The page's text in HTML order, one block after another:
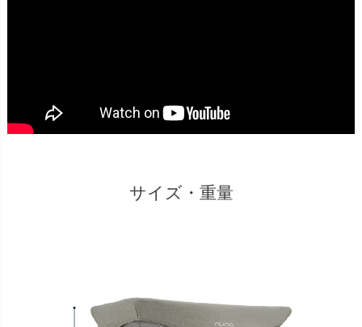
サイズ・重量